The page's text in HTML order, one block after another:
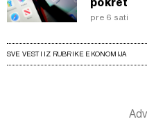
pre 6 sati
SVE VESTI IZ RUBRIKE EKONOMIJA